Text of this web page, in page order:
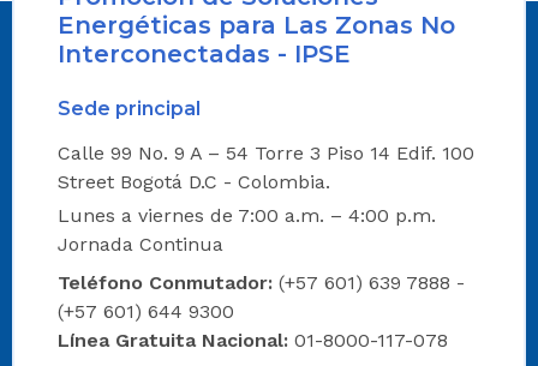
Energéticas para Las Zonas No
Interconectadas - IPSE
Sede principal
Calle 99 No. 9 A – 54 Torre 3 Piso 14 Edif. 100
Street Bogotá D.C - Colombia.
Lunes a viernes de 7:00 a.m. – 4:00 p.m.
Jornada Continua
Teléfono Conmutador: (+57 601) 639 7888 -
(+57 601) 644 9300
Línea Gratuita Nacional: 01-8000-117-078